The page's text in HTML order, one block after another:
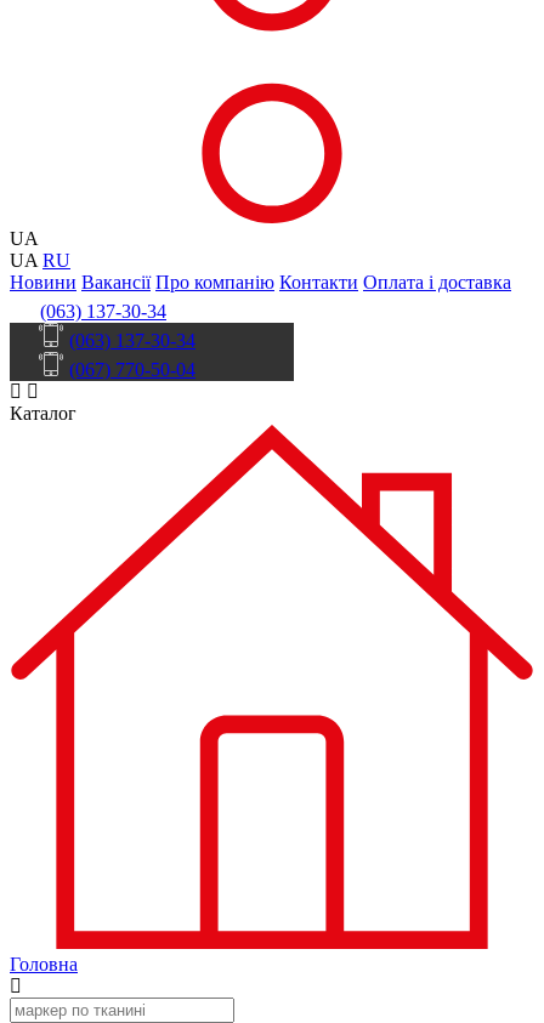
UA
UA RU
Новини Вакансії Про компанію Контакти Оплата і доставка
(063) 137-30-34
(063) 137-30-34
(067) 770-50-04
Каталог
Головна